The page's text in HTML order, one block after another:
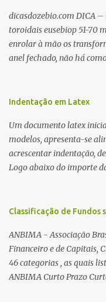
dicasdozebio.com DICA
toroidais eusebiop 51-70
enrolar à mão os
anel fechado, não há
utilizadas para
dos núcleos e dos
desmontados dois deles.
toroidais Os
mais em circuitos
é baixíssima ao redor do
Indentação em Latex
Um documento latex
modelos, apresenta-se
acrescentar indentação,
Logo abaixo do importe
{1cm plus 4mm minus
de um paragrafo, use:
Classificação de Fundos
ANBIMA - Associação
Financeiro e de Capitais,
46 categorias , as quais
ANBIMA Curto Prazo